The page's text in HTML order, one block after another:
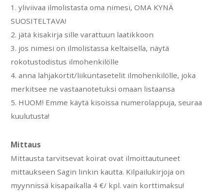
1. yliviivaa ilmolistasta oma nimesi, OMA KYNÄ
SUOSITELTAVA!
2. jätä kisakirja sille varattuun laatikkoon
3. jos nimesi on ilmolistassa keltaisella, näytä
rokotustodistus ilmohenkilölle
4. anna lahjakortit/liikuntasetelit ilmohenkilölle, joka
merkitsee ne vastaanotetuksi omaan listaansa
5. HUOM! Emme käytä kisoissa numerolappuja, seuraa
kuulutusta!
Mittaus
Mittausta tarvitsevat koirat ovat ilmoittautuneet
mittaukseen Sagin linkin kautta. Kilpailukirjoja on
myynnissä kisapaikalla 4 €/ kpl. vain korttimaksu!